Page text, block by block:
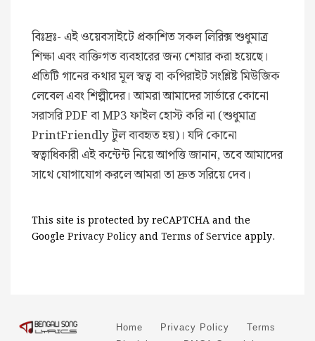
বিঃদ্রঃ- এই ওয়েবসাইটে প্রকাশিত সকল লিরিক্স শুধুমাত্র
শিক্ষা এবং ব্যক্তিগত ব্যবহারের জন্য শেয়ার করা হয়েছে।
প্রতিটি গানের কথার মূল স্বত্ব বা কপিরাইট সংশ্লিষ্ট মিউজিক
লেবেল এবং শিল্পীদের। আমরা আমাদের সার্ভারে কোনো
সরাসরি PDF বা MP3 ফাইল হোস্ট করি না (শুধুমাত্র
PrintFriendly টুল ব্যবহৃত হয়)। যদি কোনো
স্বত্বাধিকারী এই কন্টেন্ট নিয়ে আপত্তি জানান, তবে আমাদের
সাথে যোগাযোগ করলে আমরা তা দ্রুত সরিয়ে দেব।
This site is protected by reCAPTCHA and the
Google Privacy PolicyandTerms of Service apply.
Home Privacy Policy
Terms